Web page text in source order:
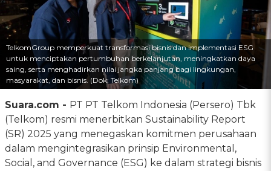
TelkomGroup memperkuat transformasi bisnis dan implementasi ESG
untuk menciptakan pertumbuhan berkelanjutan, meningkatkan daya
saing, serta menghadirkan nilai jangka panjang bagi lingkungan,
masyarakat, dan bisnis. (Dok: Telkom)
Suara.com - PT PT Telkom Indonesia (Persero) Tbk
(Telkom) resmi menerbitkan Sustainability Report
(SR) 2025 yang menegaskan komitmen perusahaan
dalam mengintegrasikan prinsip Environmental,
Social, and Governance (ESG) ke dalam strategi bisnis